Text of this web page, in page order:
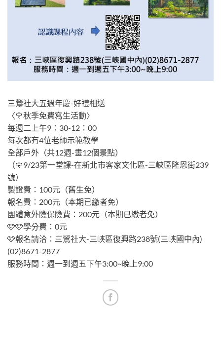
三鶯社大五週年慶-好禮相送
〈🌹秋季免費寫生活動〉
每週二上午9：30-12：00
每次都有4位老師示範教學
全部戶外（共12週-畫12個景點）
（🌹9/23第一堂課-在新北市客家文化區-三峽區隆恩街239
號）
製證費：100元（舊生免）
報名費：200元（本期已繳者免）
團體意外險保險費：200元（本期已繳者免）
🩷🩷學分費：0元
🩷報名請洽：三鶯社大-三峽區復興路238號(三峽國中內)
(02)8671-2877
服務時間：週一到週五下午3:00~晚上9:00